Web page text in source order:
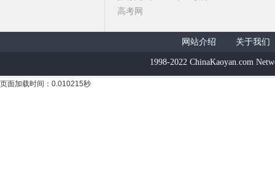
高考网
网站介绍 关于我们
1998-2022 ChinaKaoyan.com
页面加载时间：0.010215秒